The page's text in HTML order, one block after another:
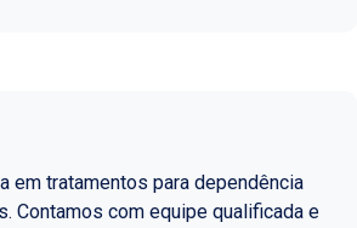
em tratamentos para dependência
Contamos com equipe qualificada e